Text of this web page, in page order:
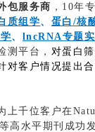
包服务商 ，10年
质组学、 蛋白/核
、 lncRNA专题
测平台， 对蛋白
对客户情况提出
上千位客户在
等高水平期刊成功